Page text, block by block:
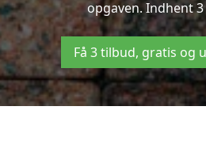
opgaven. Indhent
Få 3 tilbud, gratis og